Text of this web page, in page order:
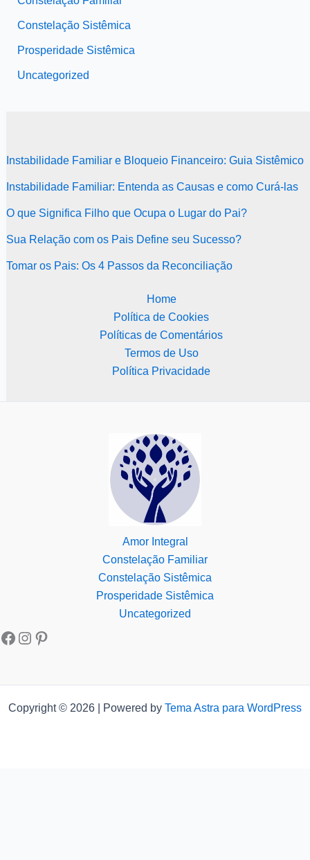
Constelação Sistêmica
Prosperidade Sistêmica
Uncategorized
Instabilidade Familiar e Bloqueio Financeiro: Guia Sistêmico
Instabilidade Familiar: Entenda as Causas e como Curá-las
O que Significa Filho que Ocupa o Lugar do Pai?
Sua Relação com os Pais Define seu Sucesso?
Tomar os Pais: Os 4 Passos da Reconciliação
Home
Política de Cookies
Políticas de Comentários
Termos de Uso
Política Privacidade
Amor Integral
Constelação Familiar
Constelação Sistêmica
Prosperidade Sistêmica
Uncategorized
Copyright © 2026 | Powered by Tema Astra para WordPress